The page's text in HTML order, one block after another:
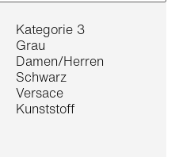
Kategorie 3
Grau
Damen/Herren
Schwarz
Versace
Kunststoff